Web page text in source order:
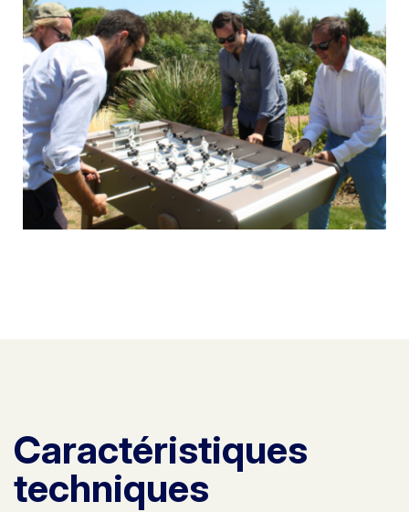
Caractéristiques
techniques